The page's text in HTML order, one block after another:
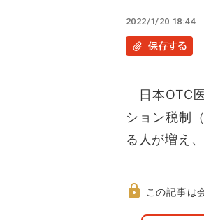
2022/1/20 18:44
保存する
日本OTC
ション税制
る人が増え
この記事は